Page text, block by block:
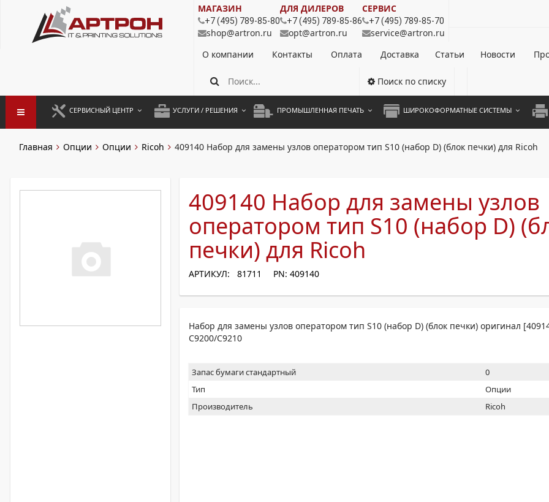
МАГАЗИН
+7 (495) 789-85-80
shop@artron.ru
ДЛЯ ДИЛЕРОВ
+7 (495) 789-85-86
opt@artron.ru
СЕРВИС
+7 (495) 789-85-70
service@artron.ru
О компании
Контакты Оплата Доставка Статьи Новости
Поиск по списку
СЕРВИСНЫЙ ЦЕНТР УСЛУГИ / РЕШЕНИЯ
АРЕНДА ОБОРУДОВАНИЯ
ПРОМЫШЛЕННАЯ ПЕЧАТЬ ШИРОКОФОРМАТНЫЕ СИСТЕМЫ
А4
Главная Опции Опции Ricoh 409140 Набор для замены узлов оператором тип S10 (набор D) (блок печки) для Ricoh
409140 Набор для замены узлов
оператором тип S10 (набор D)
печки) для Ricoh
АРТИКУЛ: 81711 PN: 409140
Набор для замены узлов оператором тип S10 (набор D) (блок печки) оригинал
C9200/C9210
Запас бумаги стандартный
0
Тип
Опции
Производитель
Ricoh